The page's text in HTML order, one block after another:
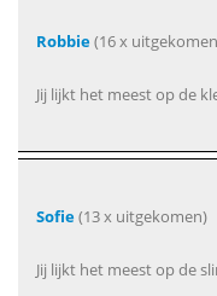
Robbie(16 x
Jij lijkt het meest op de
Sofie(13 x uitgekomen)
Jij lijkt het meest op de